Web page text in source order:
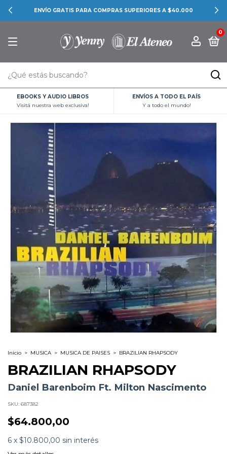
ENVÍO GRATIS PARA COMPRAS SUPERIORES A $40.000
0
EBOOKS Y AUDIO LIBROS
Visitá nuestra web exclusiva!
ENVÍOS A TODO EL PAÍS
Y a todo el mundo!
Inicio > MUSICA > MUSICA DE PAISES > BRAZILIAN RHAPSODY
BRAZILIAN RHAPSODY
Daniel Barenboim Ft. Milton Nascimento
SKU: 687382
$64.800,00
6 x $10.800,00 sin interés